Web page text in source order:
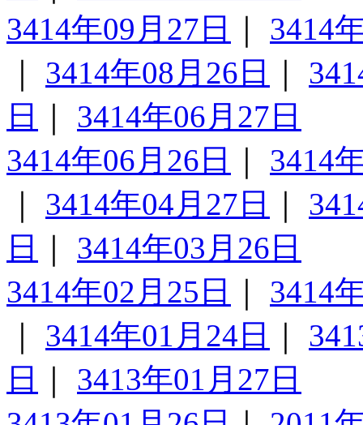
3414年09月27日
3414
3414年08月26日
日
3414年06月27日
3414年06月26日
3414
3414年04月27日
日
3414年03月26日
3414年02月25日
3414
3414年01月24日
日
3413年01月27日